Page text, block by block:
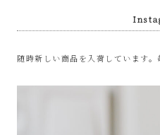
随時新しい商品を入荷しています。